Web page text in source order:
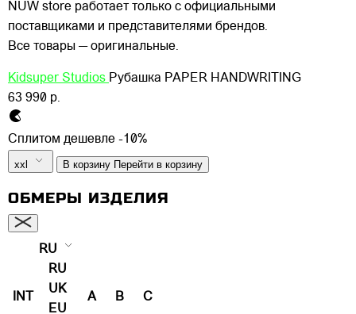
NUW store работает только с официальными
поставщиками и представителями брендов.
Все товары — оригинальные.
Kidsuper Studios Рубашка PAPER HANDWRITING
63 990 р.
Сплитом дешевле -10%
xxl В корзину Перейти в корзину
ОБМЕРЫ ИЗДЕЛИЯ
INT
RU
RU
UK
EU
A B C